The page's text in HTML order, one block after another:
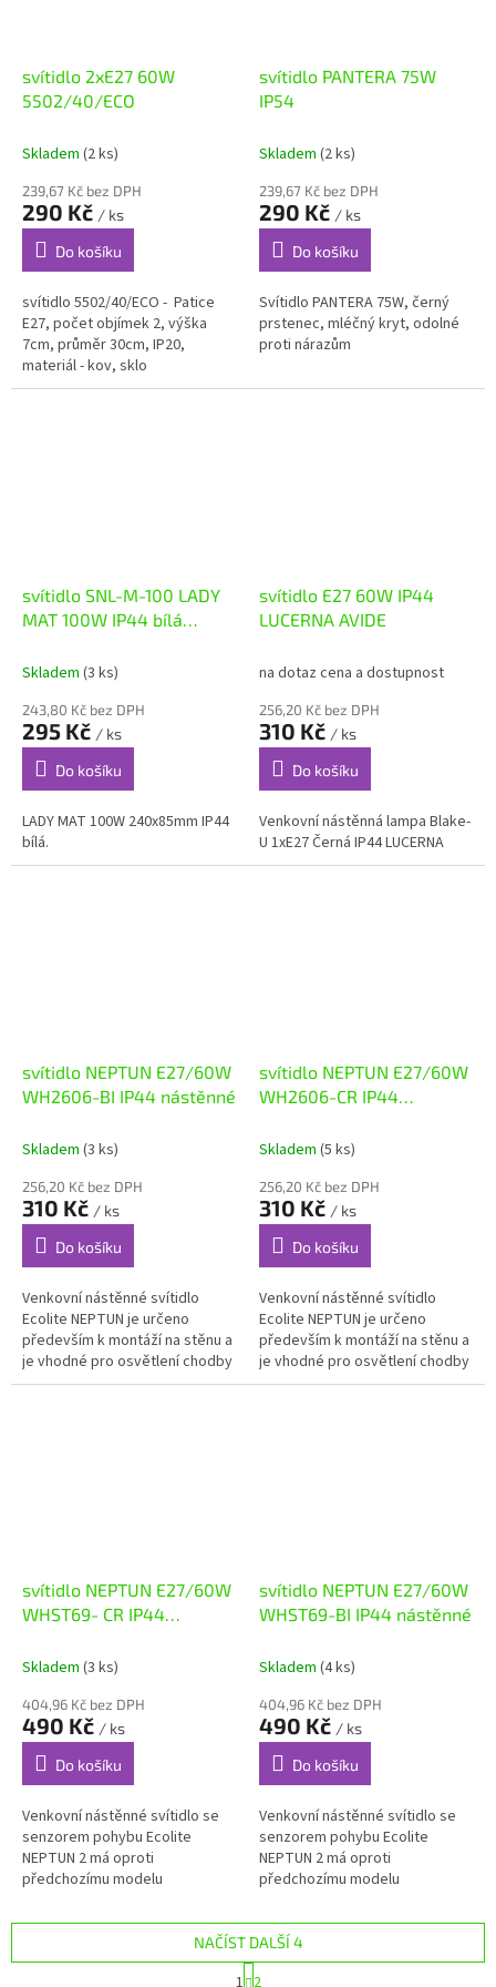
svítidlo 2xE27 60W
5502/40/ECO
Skladem (2 ks)
239,67 Kč bez DPH
290 Kč / ks
Do košíku
svítidlo 5502/40/ECO - Patice
E27, počet objímek 2, výška
7cm, průměr 30cm, IP20,
materiál - kov, sklo
svítidlo PANTERA 75W
IP54
Skladem (2 ks)
239,67 Kč bez DPH
290 Kč / ks
Do košíku
Svítidlo PANTERA 75W, černý
prstenec, mléčný kryt, odolné
proti nárazům
svítidlo SNL-M-100 LADY
MAT 100W IP44 bílá
Skladem (3 ks)
243,80 Kč bez DPH
295 Kč / ks
Do košíku
LADY MAT 100W 240x85mm IP44
bílá.
svítidlo E27 60W IP44
LUCERNA AVIDE
na dotaz cena a dostupnost
256,20 Kč bez DPH
310 Kč / ks
Do košíku
Venkovní nástěnná lampa Blake-
U 1xE27 Černá IP44 LUCERNA
svítidlo NEPTUN E27/60W
WH2606-BI IP44 nástěnné
Skladem (3 ks)
256,20 Kč bez DPH
310 Kč / ks
Do košíku
Venkovní nástěnné svítidlo
Ecolite NEPTUN je určeno
především k montáží na stěnu a
je vhodné pro osvětlení chodby
paneláků, WC, schodišť, sklepů,
svítidlo NEPTUN E27/60W
WH2606-CR IP44
Skladem (5 ks)
256,20 Kč bez DPH
310 Kč / ks
Do košíku
Venkovní nástěnné svítidlo
Ecolite NEPTUN je určeno
především k montáží na stěnu a
je vhodné pro osvětlení chodby
paneláků, WC, schodišť, sklepů,
svítidlo NEPTUN E27/60W
WHST69- CR IP44
Skladem (3 ks)
404,96 Kč bez DPH
490 Kč / ks
Do košíku
Venkovní nástěnné svítidlo se
senzorem pohybu Ecolite
NEPTUN 2 má oproti
předchozímu modelu
krytem z nerezového plechu
svítidlo NEPTUN E27/60W
WHST69-BI IP44 nástěnné
Skladem (4 ks)
404,96 Kč bez DPH
490 Kč / ks
Do košíku
Venkovní nástěnné svítidlo se
senzorem pohybu Ecolite
NEPTUN 2 má oproti
předchozímu modelu
krytem z nerezového plechu
proti vodě a zajišťuje...
NAČÍST DALŠÍ 4
1 2